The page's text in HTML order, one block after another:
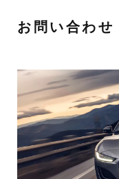
お問い合わせ